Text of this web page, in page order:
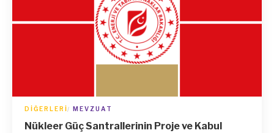
DIĞERLERI MEVZUAT
Nükleer Güç Santrallerinin Proje ve Kabul